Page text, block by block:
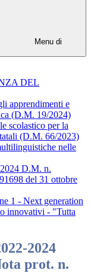
Menu di
DEL
apprendimenti e
(D.M. 19/2024)
scolastico per la
(D.M. 66/2023)
nelle
D.M. n.
del 31 ottobre
1 - Next generation
innovativi - "Tutta
2024
prot. n.